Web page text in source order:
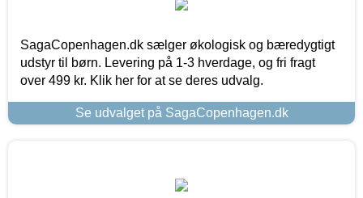
SagaCopenhagen.dk sælger økologisk og bæredygtigt
udstyr til børn. Levering på 1-3 hverdage, og fri fragt
over 499 kr. Klik her for at se deres udvalg.
Se udvalget på SagaCopenhagen.dk